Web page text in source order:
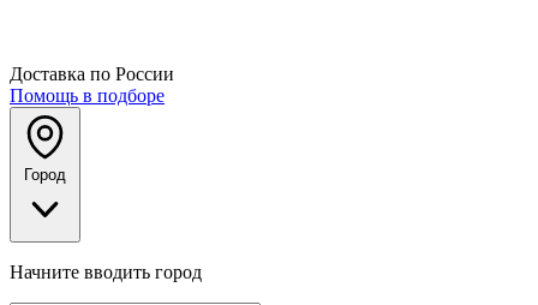
Доставка по России
Помощь в подборе
Город
Начните вводить город